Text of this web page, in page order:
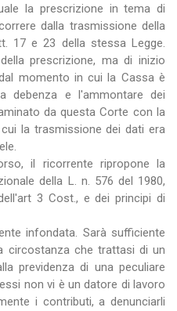
la prescrizione in tema di
dalla trasmissione della
17 e 23 della stessa Legge.
prescrizione, ma di inizio
momento in cui la Cassa è
debenza e l'ammontare dei
da questa Corte con la
la trasmissione dei dati era
il ricorrente ripropone la
della L. n. 576 del 1980,
3 Cost., e dei principi di
infondata. Sarà sufficiente
circostanza che trattasi di un
previdenza di una peculiare
non vi è un datore di lavoro
i contributi, a denunciarli